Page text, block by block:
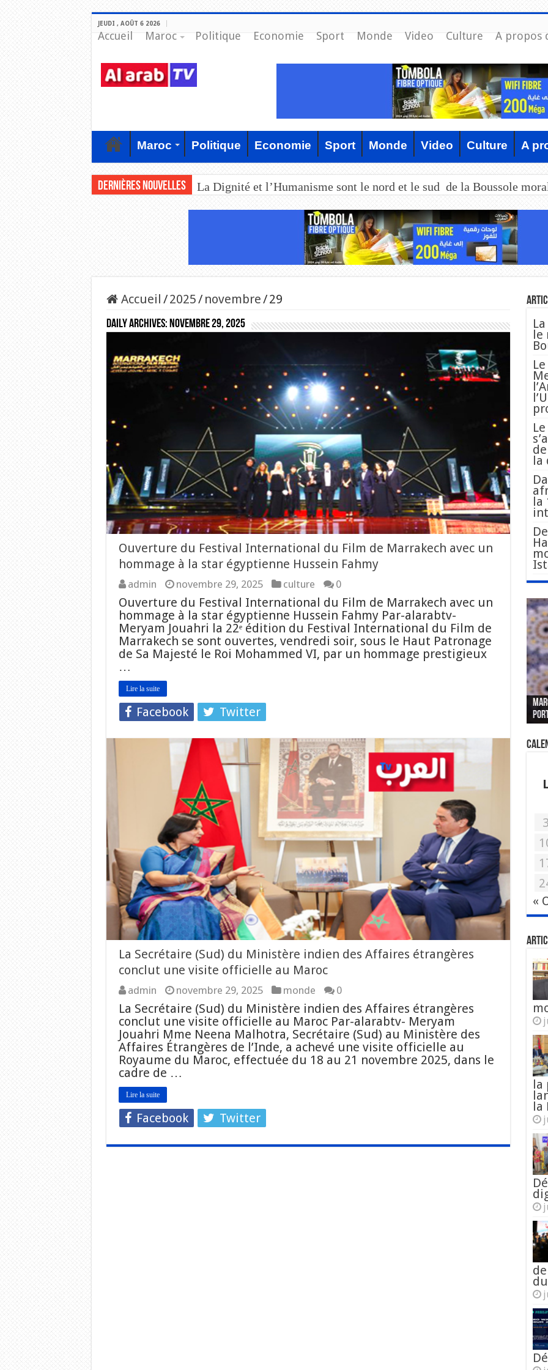
JEUDI , AOÛT 6 2026
Accueil Maroc Politique Economie Sport Monde Video Culture A propos
Maroc Politique Economie Sport Monde Video Culture A
Dernières nouvelles La Dignité et l’Humanisme sont le nord et le sud de la Boussole
Accueil /2025/ novembre/29
Daily Archives: novembre 29, 2025
Ouverture du Festival International du Film de Marrakech avec un
hommage à la star égyptienne Hussein Fahmy
admin novembre 29, 2025 culture 0
Ouverture du Festival International du Film de Marrakech avec un
hommage à la star égyptienne Hussein Fahmy Par-alarabtv-
Meryam Jouahri la 22ᵉ édition du Festival International du Film de
Marrakech se sont ouvertes, vendredi soir, sous le Haut Patronage
de Sa Majesté le Roi Mohammed VI, par un hommage prestigieux
…
Lire la suite
Facebook Twitter
La Secrétaire (Sud) du Ministère indien des Affaires étrangères
conclut une visite officielle au Maroc
admin novembre 29, 2025 monde 0
La Secrétaire (Sud) du Ministère indien des Affaires étrangères
conclut une visite officielle au Maroc Par-alarabtv- Meryam
Jouahri Mme Neena Malhotra, Secrétaire (Sud) au Ministère des
Affaires Étrangères de l’Inde, a achevé une visite officielle au
Royaume du Maroc, effectuée du 18 au 21 novembre 2025, dans le
cadre de …
Lire la suite
Facebook Twitter
le
la
la
Le
des
«
L
3
«
la
la